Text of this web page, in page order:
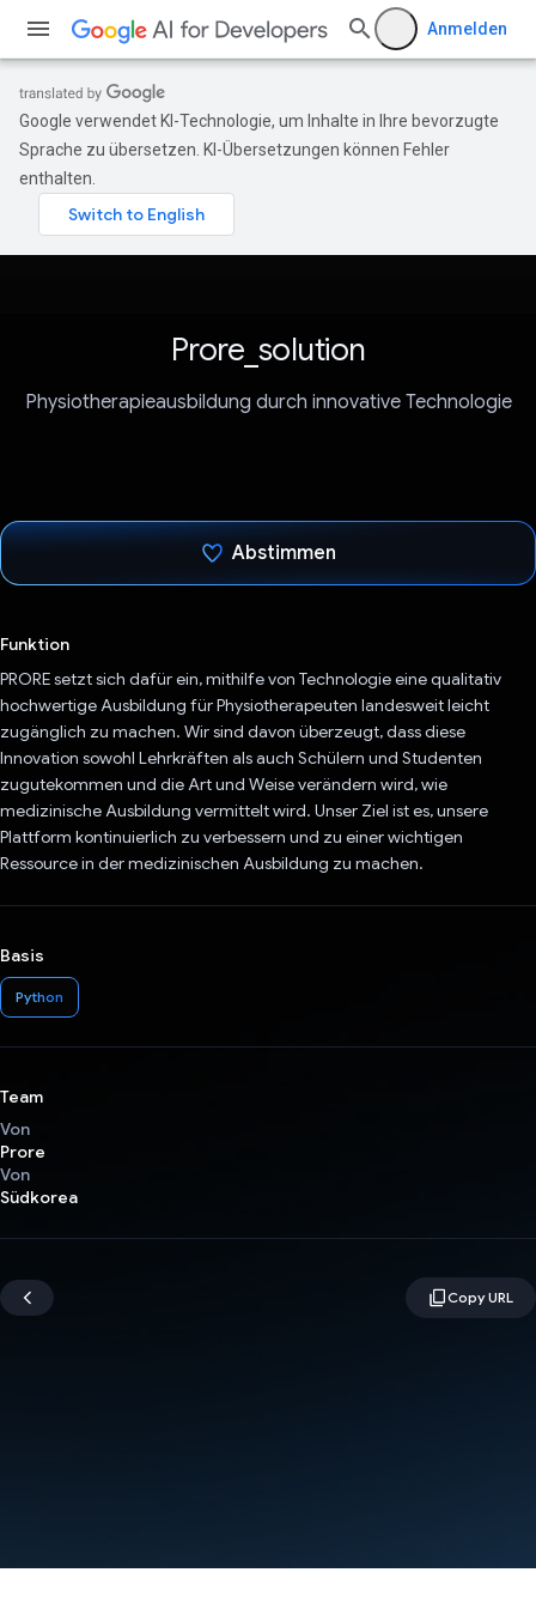
Anmelden
Google verwendet KI-Technologie, um Inhalte in Ihre bevorzugte
Sprache zu übersetzen. KI-Übersetzungen können Fehler
enthalten.
Prore_solution
Physiotherapieausbildung durch innovative Technologie
Abstimmen
Funktion
PRORE setzt sich dafür ein, mithilfe von Technologie eine qualitativ
hochwertige Ausbildung für Physiotherapeuten landesweit leicht
zugänglich zu machen. Wir sind davon überzeugt, dass diese
Innovation sowohl Lehrkräften als auch Schülern und Studenten
zugutekommen und die Art und Weise verändern wird, wie
medizinische Ausbildung vermittelt wird. Unser Ziel ist es, unsere
Plattform kontinuierlich zu verbessern und zu einer wichtigen
Ressource in der medizinischen Ausbildung zu machen.
Basis
Python
Team
Von
Prore
Von
Südkorea